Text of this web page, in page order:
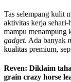
Tas selempang kulit
aktivitas kerja
mampu menampung
gadget. Ada banyak
kualitas premium,
Reven: Diklaim
grain crazy horse